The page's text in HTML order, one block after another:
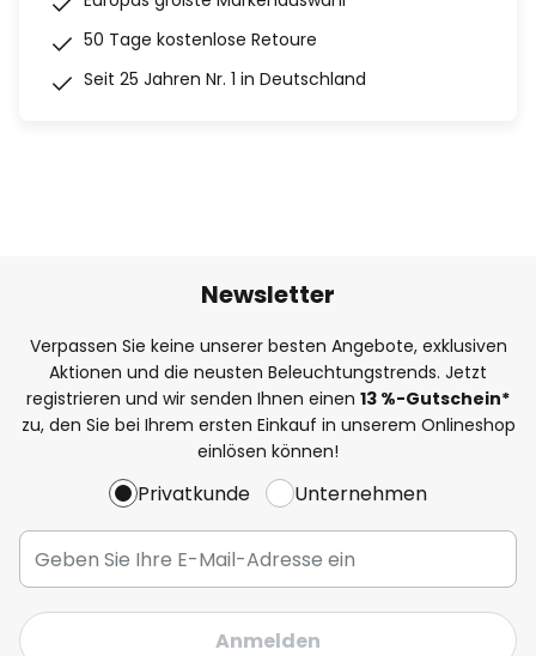
50 Tage kostenlose Retoure
Seit 25 Jahren Nr. 1 in Deutschland
Newsletter
Verpassen Sie keine unserer besten Angebote, exklusiven
Aktionen und die neusten Beleuchtungstrends. Jetzt
registrieren und wir senden Ihnen einen 13 %-Gutschein*
zu, den Sie bei Ihrem ersten Einkauf in unserem Onlineshop
einlösen können!
Privatkunde Unternehmen
Anmelden